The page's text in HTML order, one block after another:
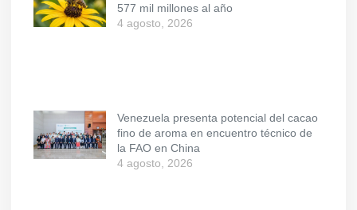
577 mil millones al año
4 agosto, 2026
Venezuela presenta potencial del cacao
fino de aroma en encuentro técnico de
la FAO en China
4 agosto, 2026